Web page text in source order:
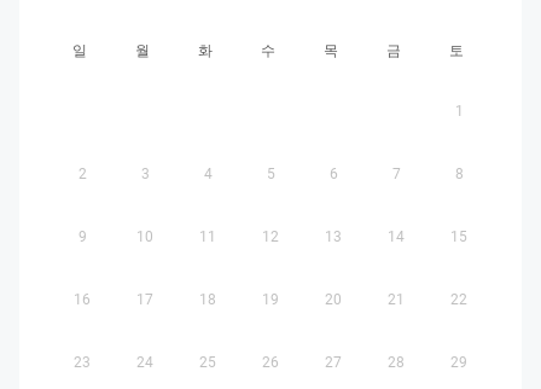
일 월 화 수 목 금 토
1
2 3 4 5 6 7 8
9 10 11 12 13 14 15
16 17 18 19 20 21 22
23 24 25 26 27 28 29